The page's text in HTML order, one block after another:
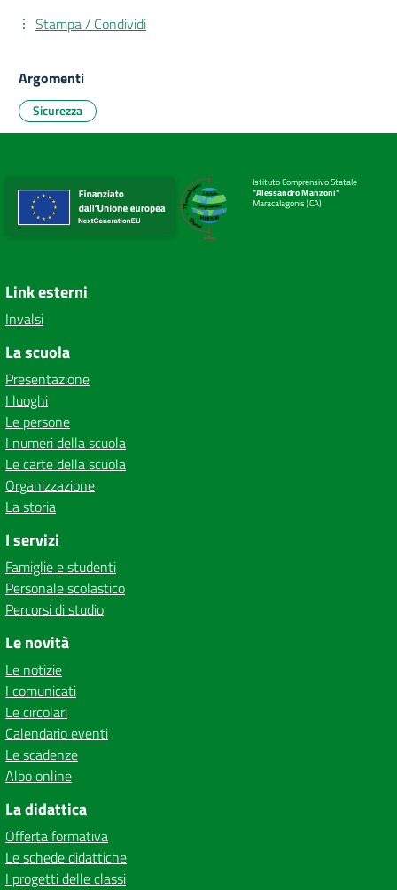
Stampa / Condividi
Argomenti
Sicurezza
Istituto Comprensivo Statale
"Alessandro Manzoni"
Maracalagonis (CA)
Link esterni
Invalsi
La scuola
Presentazione
I luoghi
Le persone
I numeri della scuola
Le carte della scuola
Organizzazione
La storia
I servizi
Famiglie e studenti
Personale scolastico
Percorsi di studio
Le novità
Le notizie
I comunicati
Le circolari
Calendario eventi
Le scadenze
Albo online
La didattica
Offerta formativa
Le schede didattiche
I progetti delle classi